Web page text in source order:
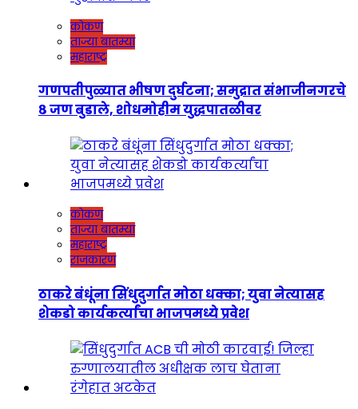
कोकण
ताज्या बातम्या
महाराष्ट्र
गणपतीपुळ्यात भीषण दुर्घटना; समुद्रात संभाजीनगरचे
८ जण बुडाले, शोधमोहीम युद्धपातळीवर
कोकण
ताज्या बातम्या
महाराष्ट्र
राजकारण
ठाकरे बंधूंना सिंधुदुर्गात मोठा धक्का; युवा नेत्यासह
शेकडो कार्यकर्त्यांचा भाजपमध्ये प्रवेश